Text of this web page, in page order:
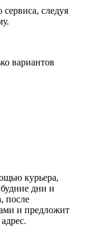
следуя
вариантов
курьера,
дни и
после
и предложит